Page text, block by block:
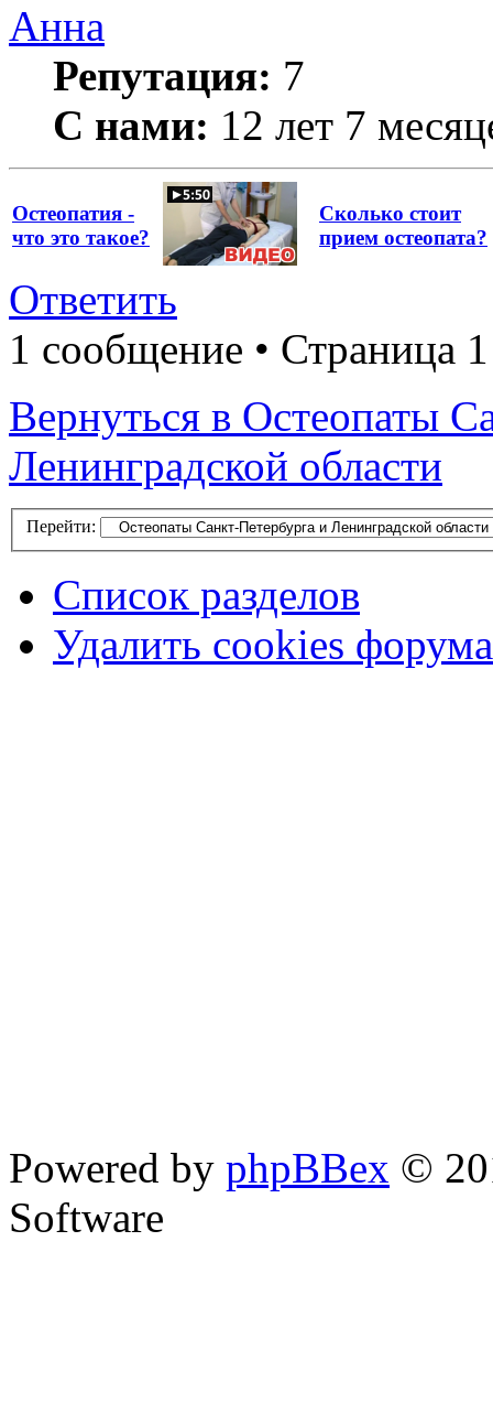
Анна
Репутация: 7
С нами: 12 лет 7
Остеопатия -
что это такое?
Сколько стоит
прием остеопата?
Ответить
1 сообщение • Страница
Вернуться в Остеопаты
Ленинградской области
Перейти:
Список разделов
Удалить cookies форума
Powered by phpBBex ©
Software